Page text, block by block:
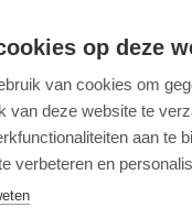
op deze
van cookies om
van deze website te
aan te
verbeteren en